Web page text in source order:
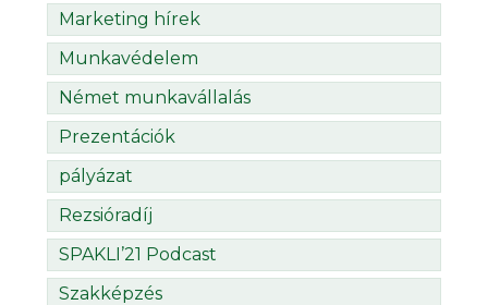
Marketing hírek
Munkavédelem
Német munkavállalás
Prezentációk
pályázat
Rezsióradíj
SPAKLI’21 Podcast
Szakképzés